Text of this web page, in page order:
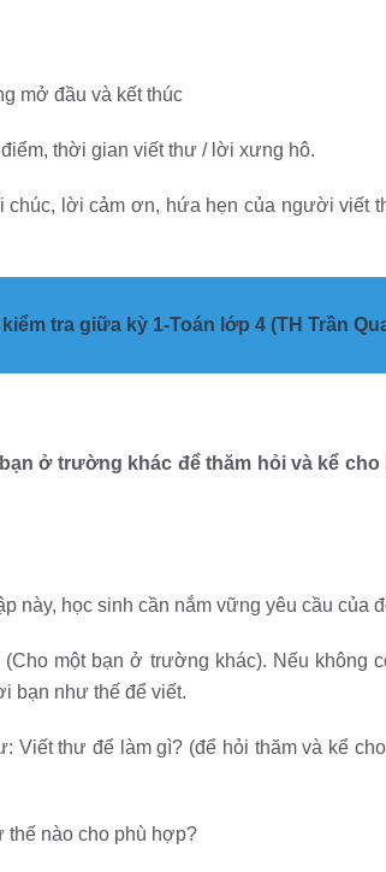
mở đầu và kết thúc
thời gian viết thư / lời xưng hô.
chúc, lời cảm ơn, hứa hẹn của người viết
tra giữa kỳ 1-Toán lớp 4 (TH Trần
ở trường khác để thăm hỏi và kể
này, học sinh cần nắm vững yêu cầu của
một bạn ở trường khác). Nếu không
bạn như thế để viết.
Viết thư để làm gì? (để hỏi thăm và kể
thế nào cho phù hợp?